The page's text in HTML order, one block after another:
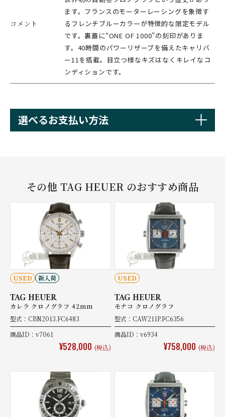
コメント
ます。フランスのモーターレーシングを象徴す
るフレンチブルーカラーが特徴的な限定モデル
です。裏蓋に“ONE OF 1000”の刻印がありま
す。40時間のパワーリザーブを備えたキャリバ
ー11を搭載。目立つ様なキズはなくキレイなコ
ンディションです。
選べるお支払い方法
その他 TAG HEUER のおすすめ商品
USED 新入荷
TAG HEUER
カレラ クロノグラフ 42mm
型式：CBN2013.FC6483
商品ID：v7061
¥528,000 (税込)
USED
TAG HEUER
モナコ クロノグラフ
型式：CAW211P.FC6356
商品ID：v6934
¥758,000 (税込)